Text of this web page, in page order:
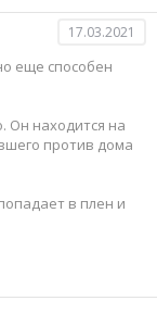
17.03.2021
еще способен
Он находится на
против дома
в плен и
Изо через